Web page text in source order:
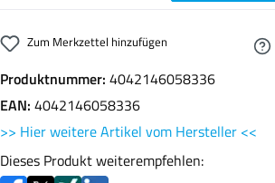
Zum Merkzettel hinzufügen
Produktnummer: 4042146058336
EAN: 4042146058336
>> Hier weitere Artikel vom Hersteller <<
Dieses Produkt weiterempfehlen: